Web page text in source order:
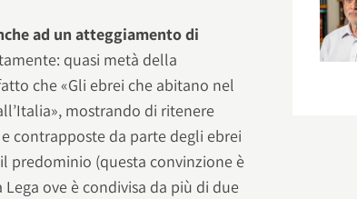
ad un atteggiamento di
quasi metà della
che «Gli ebrei che abitano nel
mostrando di ritenere
contrapposte da parte degli ebrei
predominio (questa convinzione è
ove è condivisa da più di due